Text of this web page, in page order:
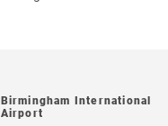
Birmingham International
Airport